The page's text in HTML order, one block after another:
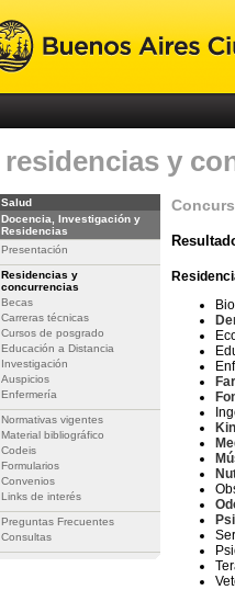
residencias y
Salud
Docencia, Investigación y
Residencias
Presentación
Residencias y
concurrencias
Becas
Carreras técnicas
Cursos de posgrado
Educación a Distancia
Investigación
Auspicios
Enfermería
Normativas vigentes
Material bibliográfico
Codeis
Formularios
Convenios
Links de interés
Preguntas Frecuentes
Consultas